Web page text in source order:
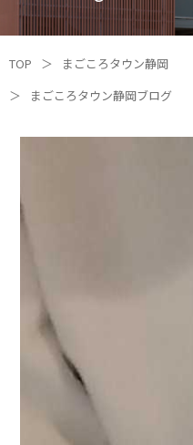
TOP ＞
まごころタウン静岡
＞
まごころタウン静岡ブログ